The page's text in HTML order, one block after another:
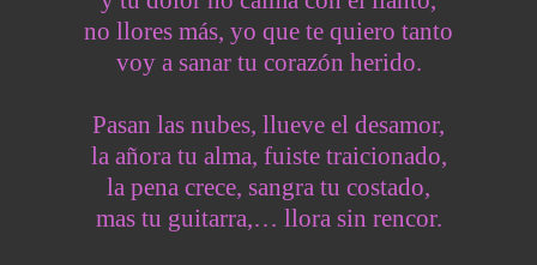
no llores más, yo que te quiero tanto
voy a sanar tu corazón herido.
Pasan las nubes, llueve el desamor,
la añora tu alma, fuiste traicionado,
la pena crece, sangra tu costado,
mas tu guitarra,… llora sin rencor.